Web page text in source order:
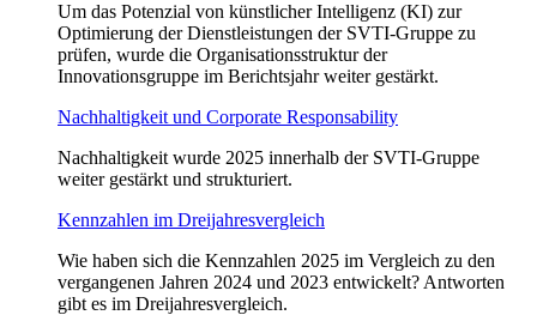
Um das Potenzial von künstlicher Intelligenz (KI) zur
Optimierung der Dienstleistungen der SVTI-Gruppe zu
prüfen, wurde die Organisationsstruktur der
Innovationsgruppe im Berichtsjahr weiter gestärkt.
Nachhaltigkeit und Corporate Responsability
Nachhaltigkeit wurde 2025 innerhalb der SVTI‑Gruppe
weiter gestärkt und strukturiert.
Kennzahlen im Dreijahresvergleich
Wie haben sich die Kennzahlen 2025 im Vergleich zu den
vergangenen Jahren 2024 und 2023 entwickelt? Antworten
gibt es im Dreijahresvergleich.